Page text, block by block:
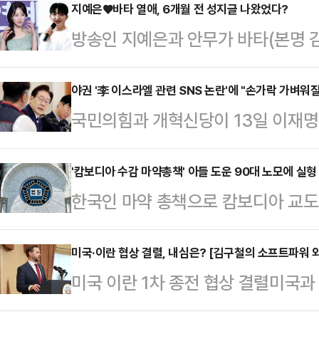
라룸푸르 국제공항에서 이륙을 준
안 요원들이 출동하는 소동이 발생
해 베이징으로 향할 예정이었다.승
중국 국적으로 추정되는 한 남성 승
건드렸다. 이에 승무원이 강하게 항
이며 적반하장식 태도를 보였…
지예은♥바타 열애, 6개월 전 성지글 나왔었다?
방송인 지예은과 안무가 바타(본명
전 올라온 성지글에 관심이 쏠리고
티에는 지예은과 바타를 언급하는
는 "바타 지예은 같은 교회 다녀서
냐?", "지예은 바타랑 잘 어울리지
는 남자", "지예은 바타랑 결혼할 거
재됐다.이날 엑스포츠뉴스는 같은
사람이 …
야권 '李 이스라엘 관련 SNS 논란'에 "손가락 가벼워
국민의힘과 개혁신당이 13일 이재
지'에 대한 경고를 일제히 쏟아냈다
영상을 토대로 이스라엘을 비난했
한 상황에 대해 "대통령의 손가락
한다"는 질타도 나왔다.이 대통령
레스타인 아이를 고문한 뒤 건물에
공유하며 "유대인 학살이나 전시
다만 해당 영상은 2…
'캄보디아 수감 마약총책' 아들 도운 90대 노모에 실
한국인 마약 총책으로 캄보디아 교
대 노모가 실형을 선고받았다.13일
위은숙 판사는 마약류 불법거래 방
에게 지난해 12월 징역 1년과 추
"피고인은 마약류 범죄에 관계된
미국·이란 협상 결렬, 내심은? [김구철의 소프트파워
미국 이란 1차 종전 협상 결렬미국
밴스 미국 부통령은 12일 새벽 마